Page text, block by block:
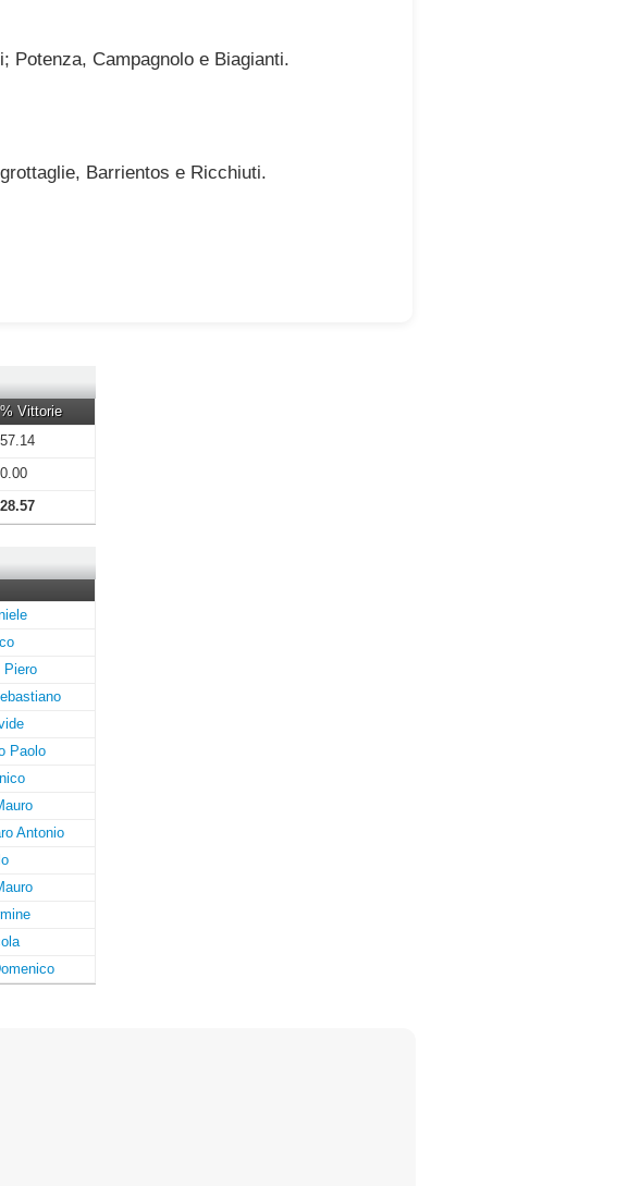
Potenza, Campagnolo e Biagianti.
Barrientos e Ricchiuti.
% Vittorie
57.14
0.00
28.57
Piero
Paolo
Antonio